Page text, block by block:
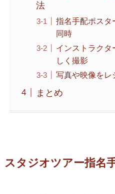
法
指名手配ポスタ
同時
インストラクタ
しく撮影
写真や映像をレ
まとめ
スタジオツアー指名